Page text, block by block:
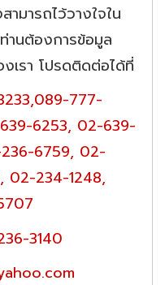
มารถไว้วางใจใน
านต้องการข้อมูล
เรา โปรดติดต่อได้ที่
777-
6253, 02-639-
6759, 02-
02-234-1248,
3140